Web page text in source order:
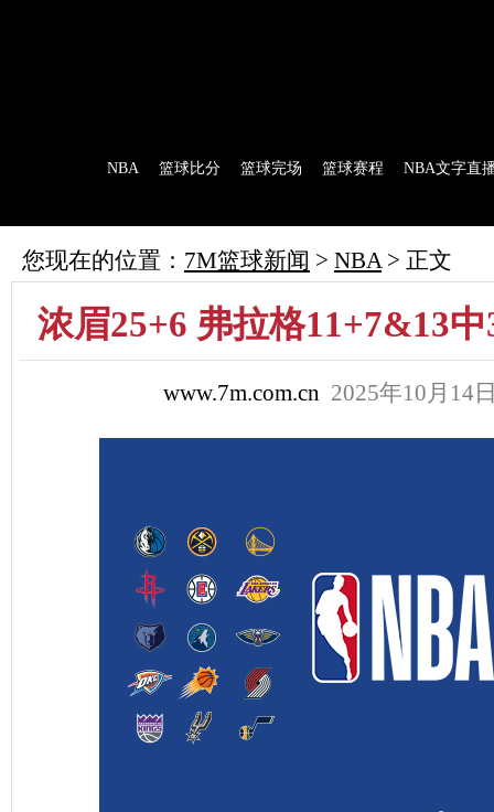
NBA 篮球比分 篮球完场 篮球赛程 NBA文字直
您现在的位置： 7M篮球新闻 > NBA> 正文
浓眉25+6 弗拉格11+7&13
www.7m.com.cn 2025年10月14